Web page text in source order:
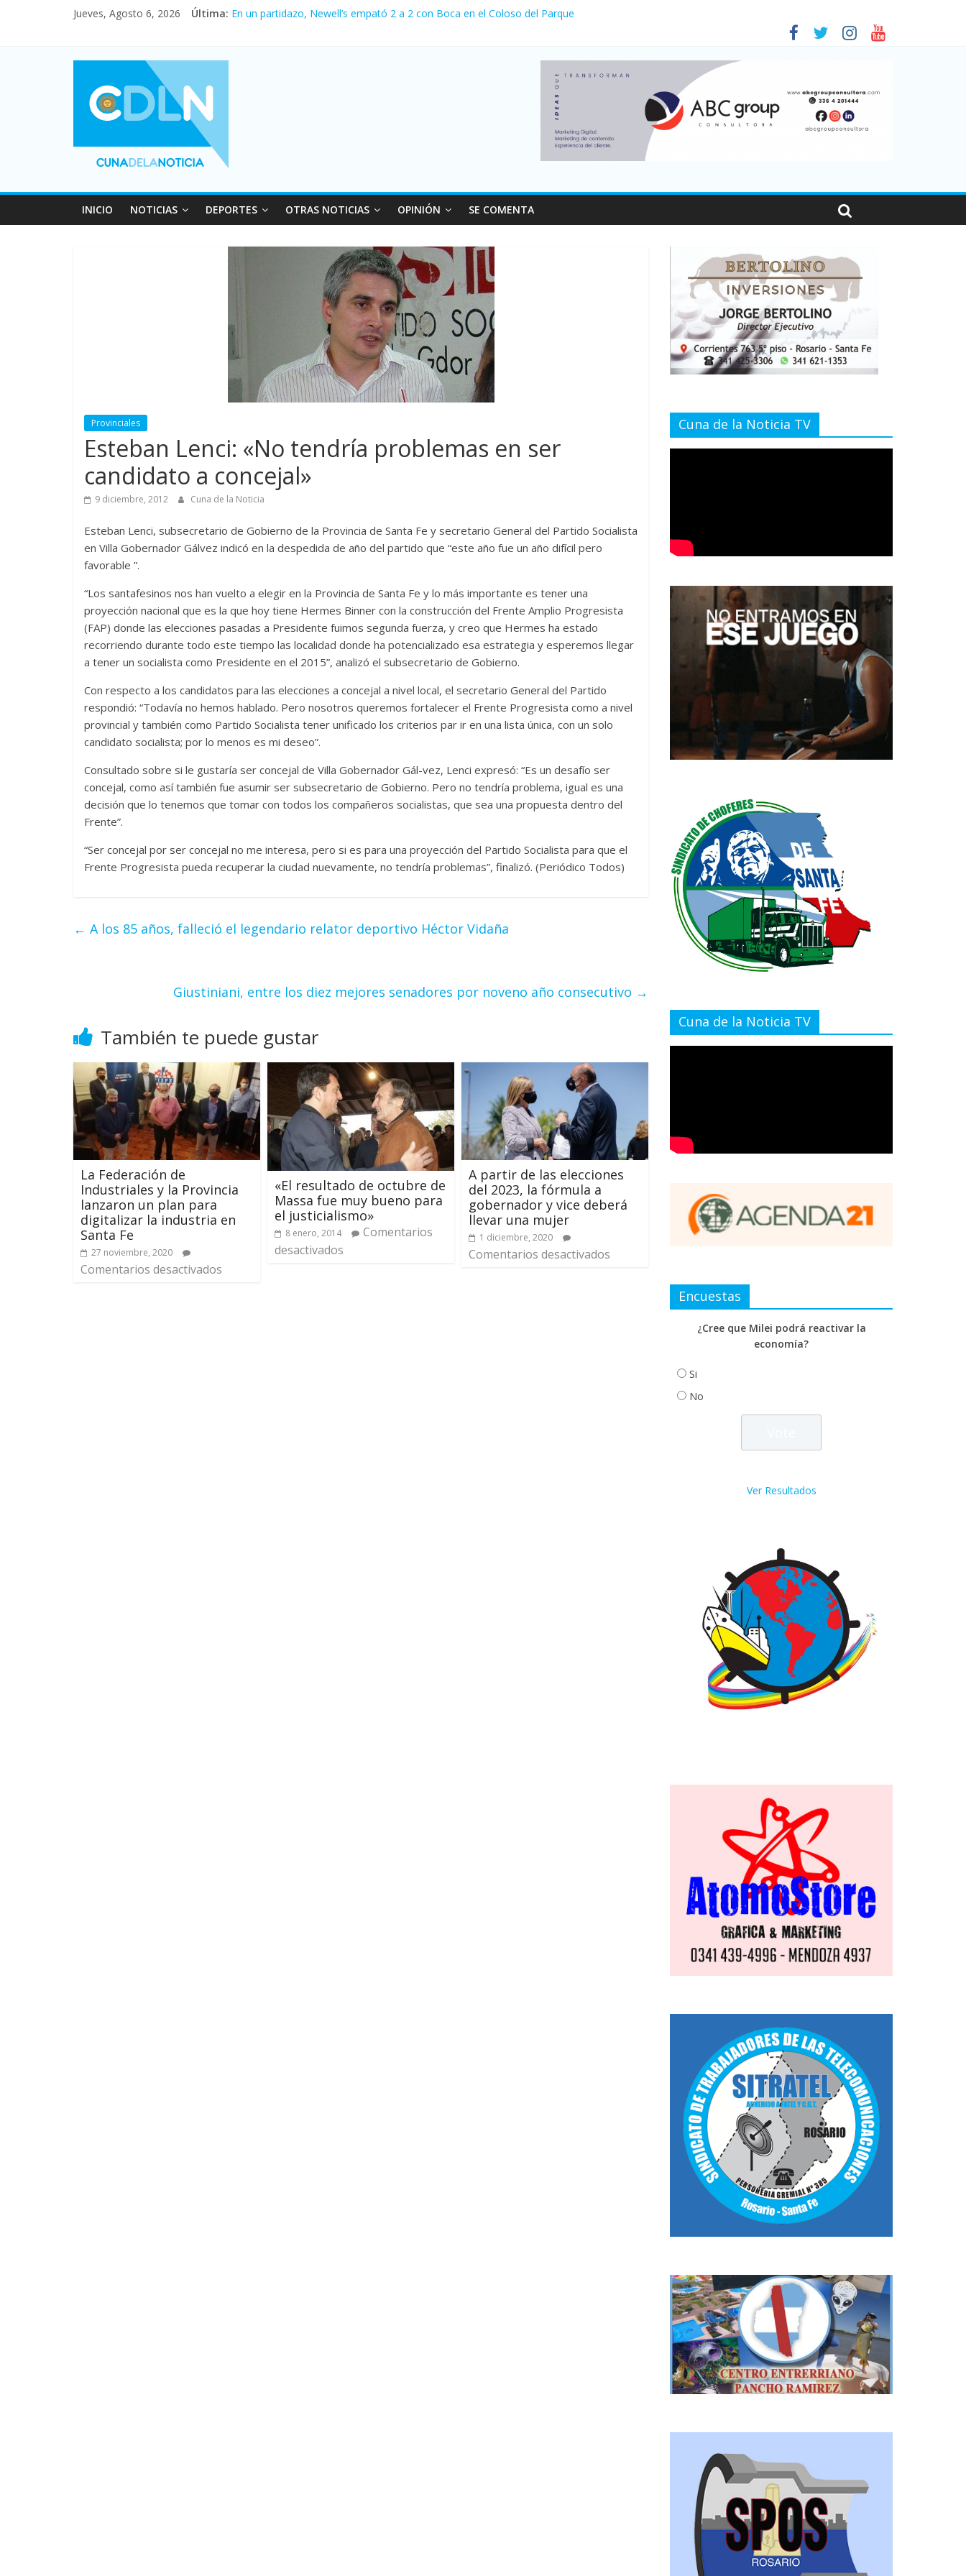
Jueves, Agosto 6, 2026 Última: En un partidazo, Newell’s empató 2 a 2 con Boca en el Coloso del Parque
Vacaciones de invierno con más movimiento y consumo turístico: 4,6 millones de personas viajaron por el país, un 5,9% más que en 2025
INICIO NOTICIAS DEPORTES OTRAS NOTICIAS OPINIÓN SE COMENTA
Provinciales
Esteban Lenci: «No tendría problemas en ser
candidato a concejal»
9 diciembre, 2012 Cuna de la Noticia
Esteban Lenci, subsecretario de Gobierno de la Provincia de Santa Fe y secretario General del Partido Socialista
en Villa Gobernador Gálvez indicó en la despedida de año del partido que “este año fue un año difícil pero
favorable ”.
“Los santafesinos nos han vuelto a elegir en la Provincia de Santa Fe y lo más importante es tener una
proyección nacional que es la que hoy tiene Hermes Binner con la construcción del Frente Amplio Progresista
(FAP) donde las elecciones pasadas a Presidente fuimos segunda fuerza, y creo que Hermes ha estado
recorriendo durante todo este tiempo las localidad donde ha potencializado esa estrategia y esperemos llegar
a tener un socialista como Presidente en el 2015”, analizó el subsecretario de Gobierno.
Con respecto a los candidatos para las elecciones a concejal a nivel local, el secretario General del Partido
respondió: “Todavía no hemos hablado. Pero nosotros queremos fortalecer el Frente Progresista como a nivel
provincial y también como Partido Socialista tener unificado los criterios par ir en una lista única, con un solo
candidato socialista; por lo menos es mi deseo”.
Consultado sobre si le gustaría ser concejal de Villa Gobernador Gál-vez, Lenci expresó: “Es un desafío ser
concejal, como así también fue asumir ser subsecretario de Gobierno. Pero no tendría problema, igual es una
decisión que lo tenemos que tomar con todos los compañeros socialistas, que sea una propuesta dentro del
Frente”.
“Ser concejal por ser concejal no me interesa, pero si es para una proyección del Partido Socialista para que el
Frente Progresista pueda recuperar la ciudad nuevamente, no tendría problemas”, finalizó. (Periódico Todos)
← A los 85 años, falleció el legendario relator deportivo Héctor Vidaña
Giustiniani, entre los diez mejores senadores por noveno año consecutivo →
También te puede gustar
La Federación de
Industriales y la Provincia
lanzaron un plan para
digitalizar la industria en
Santa Fe
27 noviembre, 2020
Comentarios desactivados
«El resultado de octubre de
Massa fue muy bueno para
el justicialismo»
8 enero, 2014
Comentarios
desactivados
A partir de las elecciones
del 2023, la fórmula a
gobernador y vice deberá
llevar una mujer
1 diciembre, 2020
Comentarios desactivados
Cuna de la Noticia TV
Cuna de la Noticia TV
Encuestas
¿Cree que Milei podrá reactivar la
economía?
Si
No
Ver Resultados